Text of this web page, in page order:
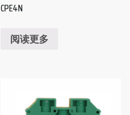
CPE4N
阅读更多